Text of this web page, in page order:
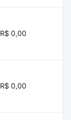
R$ 0,00
R$ 0,00